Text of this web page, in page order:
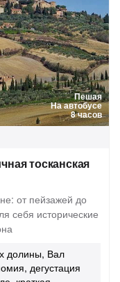
Пешая
На автобусе
8 часов
тосканская
от пейзажей до
себя исторические
долины, Вал
дегустация